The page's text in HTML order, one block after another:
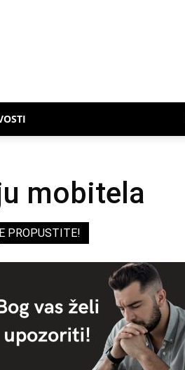
mobitela
PROPUSTITE!